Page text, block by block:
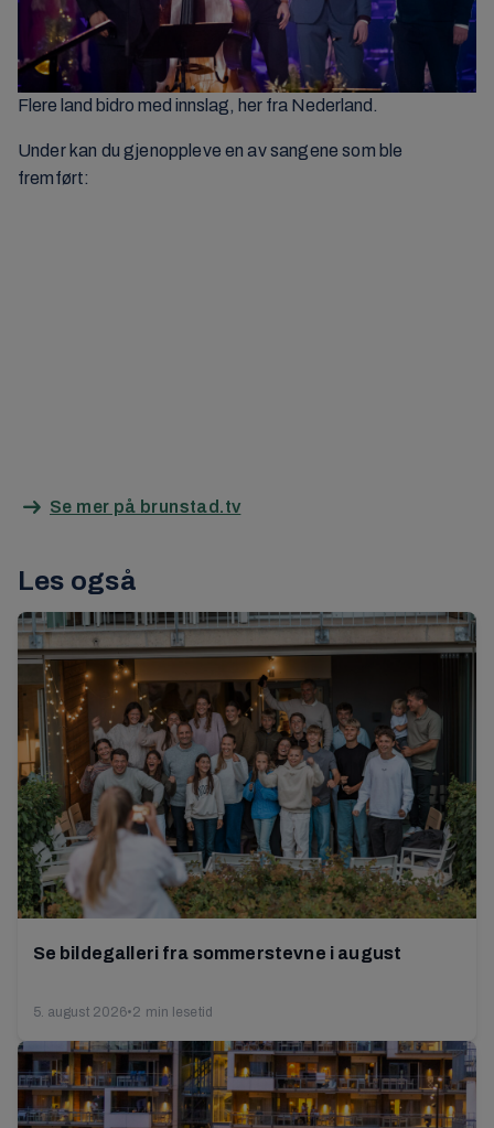
Flere land bidro med innslag, her fra Nederland.
Under kan du gjenoppleve en av sangene som ble
fremført:
Se mer på brunstad.tv
Les også
Se bildegalleri fra sommerstevne i august
5. august 2026•2 min lesetid